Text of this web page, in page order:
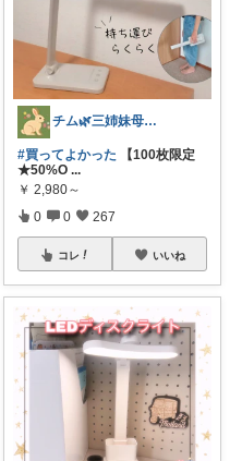
チム🌿三姉妹母ちゃん
#買ってよかった 【100枚限定
★50%O ...
￥ 2,980～
0 0 267
コレ いいね